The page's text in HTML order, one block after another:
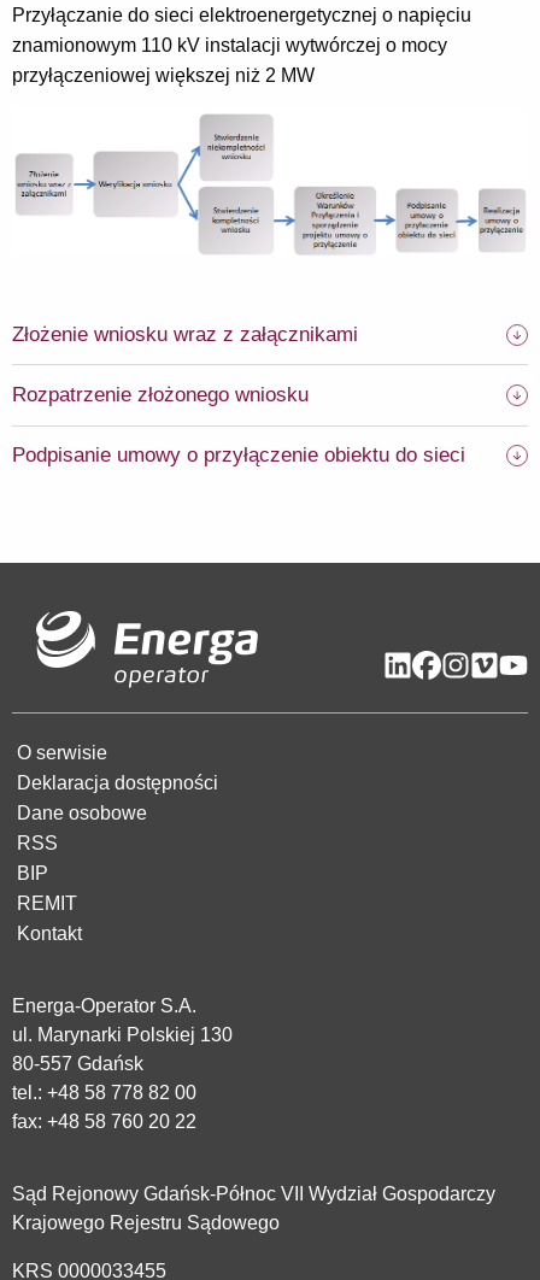
Przyłączanie do sieci elektroenergetycznej o napięciu
znamionowym 110 kV instalacji wytwórczej o mocy
przyłączeniowej większej niż 2 MW
Złożenie wniosku wraz z załącznikami
Rozpatrzenie złożonego wniosku
Podpisanie umowy o przyłączenie obiektu do sieci
O serwisie
Deklaracja dostępności
Dane osobowe
RSS
BIP
REMIT
Kontakt
Energa-Operator S.A.
ul. Marynarki Polskiej 130
80-557 Gdańsk
tel.: +48 58 778 82 00
fax: +48 58 760 20 22
Sąd Rejonowy Gdańsk-Północ VII Wydział Gospodarczy
Krajowego Rejestru Sądowego
KRS 0000033455